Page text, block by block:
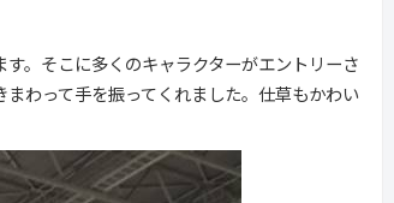
。そこに多くのキャラクターがエントリーさ
わって手を振ってくれました。仕草もかわい